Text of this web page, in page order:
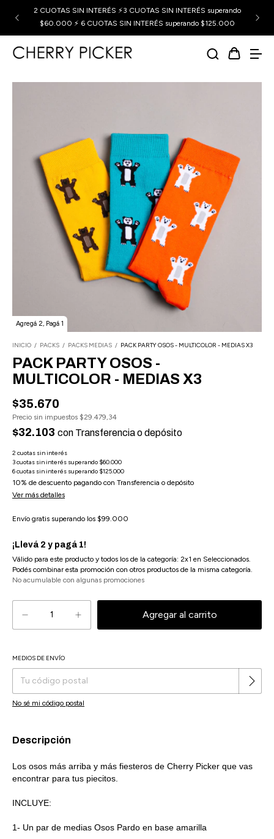
2 CUOTAS SIN INTERÉS ⚡3 CUOTAS SIN INTERÉS superando
$60.000 ⚡ 6 CUOTAS SIN INTERÉS superando $125.000
Agregá 2, Pagá 1
INICIO / PACKS / PACKS MEDIAS / PACK PARTY OSOS - MULTICOLOR - MEDIAS X3
PACK PARTY OSOS -
MULTICOLOR - MEDIAS X3
$35.670
Precio sin impuestos $29.479,34
$32.103 con Transferencia o depósito
10% de descuento pagando con Transferencia o depósito
Ver más detalles
Envío gratis superando los $99.000
¡Llevá 2 y pagá 1!
Válido para este producto y todos los de la categoría: 2x1 en Seleccionados.
Podés combinar esta promoción con otros productos de la misma categoría.
No acumulable con algunas promociones
Entregas para el CP:
MEDIOS DE ENVÍO
No sé mi código postal
Descripción
Los osos más arriba y más fiesteros de Cherry Picker que vas
encontrar para tus piecitos.
INCLUYE:
1- Un par de medias Osos Pardo en base amarilla